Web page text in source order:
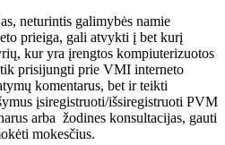
neturintis galimybės namie
prieiga, gali atvykti į bet kurį
kur yra įrengtos kompiuterizuotos
prisijungti prie VMI interneto
komentarus, bet ir teikti
įsiregistruoti/išsiregistruoti PVM
arba žodines konsultacijas, gauti
mokesčius.